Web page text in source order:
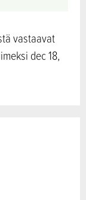
vastaavat
dec 18,